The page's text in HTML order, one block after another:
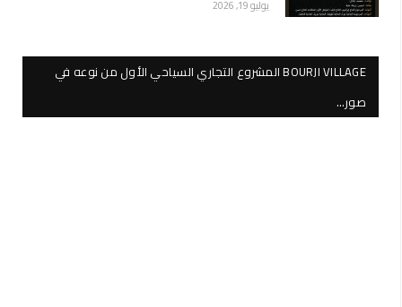
يوليو 19, 2026
BOURJI VILLAGE المشروع التجاري السياحي الأول من نوعه في
صور…